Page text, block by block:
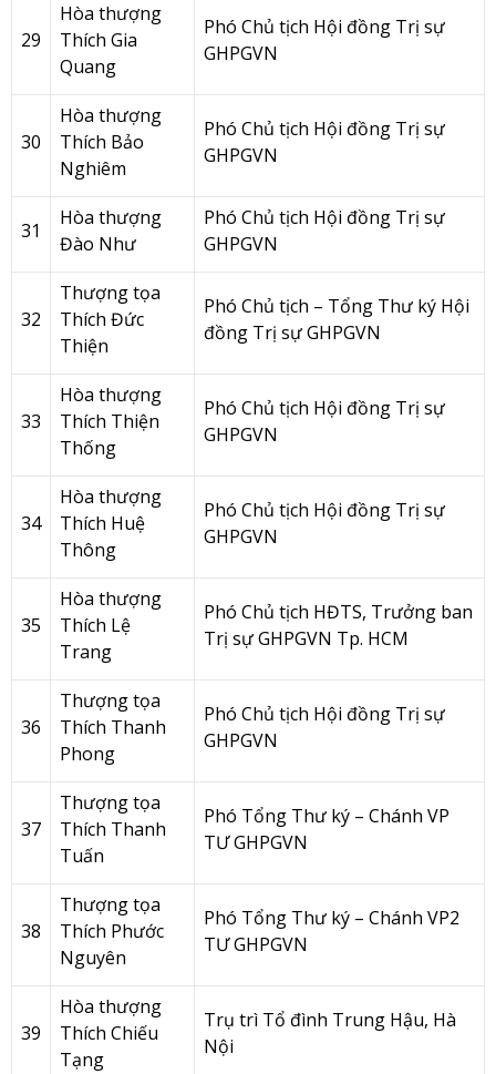
29
Hòa thượng
Thích Gia
Quang
Phó Chủ tịch Hội đồng Trị sự
GHPGVN
30
Hòa thượng
Thích Bảo
Nghiêm
Phó Chủ tịch Hội đồng Trị sự
GHPGVN
31
Hòa thượng
Đào Như
Phó Chủ tịch Hội đồng Trị sự
GHPGVN
32
Thượng tọa
Thích Đức
Thiện
Phó Chủ tịch – Tổng Thư ký Hội
đồng Trị sự GHPGVN
33
Hòa thượng
Thích Thiện
Thống
Phó Chủ tịch Hội đồng Trị sự
GHPGVN
34
Hòa thượng
Thích Huệ
Thông
Phó Chủ tịch Hội đồng Trị sự
GHPGVN
35
Hòa thượng
Thích Lệ
Trang
Phó Chủ tịch HĐTS, Trưởng ban
Trị sự GHPGVN Tp. HCM
36
Thượng tọa
Thích Thanh
Phong
Phó Chủ tịch Hội đồng Trị sự
GHPGVN
37
Thượng tọa
Thích Thanh
Tuấn
Phó Tổng Thư ký – Chánh VP
TƯ GHPGVN
38
Thượng tọa
Thích Phước
Nguyên
Phó Tổng Thư ký – Chánh VP2
TƯ GHPGVN
39
Hòa thượng
Thích Chiếu
Tạng
Trụ trì Tổ đình Trung Hậu, Hà
Nội